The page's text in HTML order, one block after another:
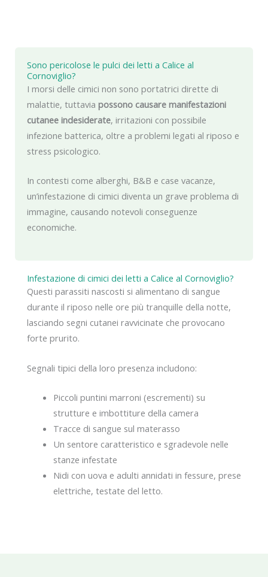
Infestazione di cimici dei letti a Calice al Cornoviglio?
Questi parassiti nascosti si alimentano di sangue
durante il riposo nelle ore più tranquille della notte,
lasciando segni cutanei ravvicinate che provocano
forte prurito.
Segnali tipici della loro presenza includono:
Piccoli puntini marroni (escrementi) su
strutture e imbottiture della camera
Tracce di sangue sul materasso
Un sentore caratteristico e sgradevole nelle
stanze infestate
Nidi con uova e adulti annidati in fessure, prese
elettriche, testate del letto.
Sono pericolose le pulci dei letti a Calice al
Cornoviglio?
I morsi delle cimici non sono portatrici dirette di
malattie, tuttavia possono causare manifestazioni
cutanee indesiderate, irritazioni con possibile
infezione batterica, oltre a problemi legati al riposo e
stress psicologico.
In contesti come alberghi, B&B e case vacanze,
un’infestazione di cimici diventa un grave problema di
immagine, causando notevoli conseguenze
economiche.